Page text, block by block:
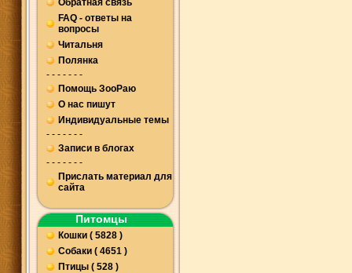
Обратная связь
FAQ - ответы на
вопросы
Читальня
Полянка
- - - - - - -
Помощь ЗооРаю
О нас пишут
Индивидуальные темы
- - - - - - -
Записи в блогах
- - - - - - -
Прислать материал для
сайта
Питомцы
Кошки ( 5828 )
Собаки ( 4651 )
Птицы ( 528 )